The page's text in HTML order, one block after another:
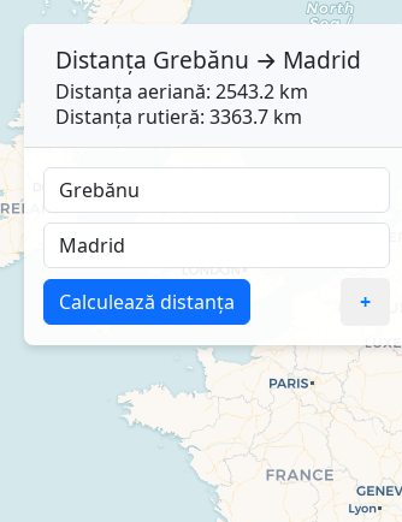
Distanța Grebănu → Madrid
Distanța aeriană: 2543.2 km
Distanța rutieră: 3363.7 km
Calculează distanța +